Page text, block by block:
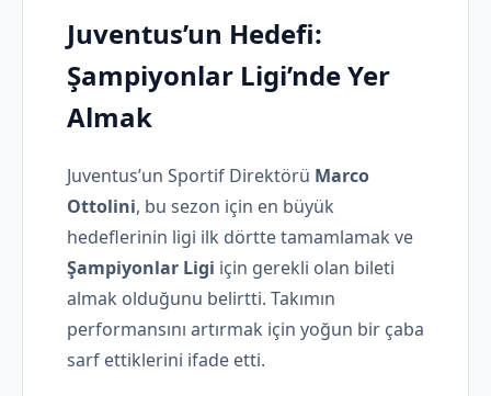
Juventus’un Hedefi:
Şampiyonlar Ligi’nde Yer
Almak
Juventus’un Sportif Direktörü Marco
Ottolini, bu sezon için en büyük
hedeflerinin ligi ilk dörtte tamamlamak ve
Şampiyonlar Ligi için gerekli olan bileti
almak olduğunu belirtti. Takımın
performansını artırmak için yoğun bir çaba
sarf ettiklerini ifade etti.